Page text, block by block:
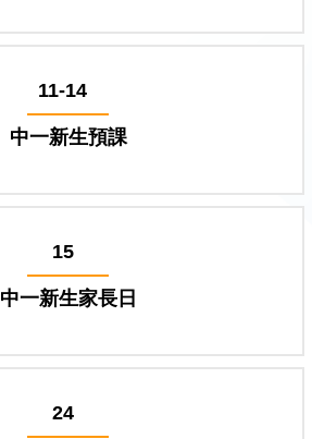
11-14
中一新生預課
15
中一新生家長日
24